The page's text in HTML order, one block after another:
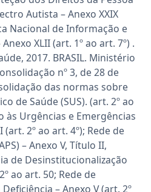
Autista – Anexo XXIX
Nacional de Informação e
XLII (art. 1º ao art. 7º) .
2017. BRASIL. Ministério
nº 3, de 28 de
das normas sobre
de Saúde (SUS). (art. 2º ao
às Urgências e Emergências
2º ao art. 4º); Rede de
– Anexo V, Título II,
de Desinstitucionalização
ao art. 50; Rede de
– Anexo V (art. 2º